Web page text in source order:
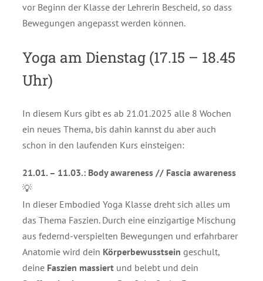
vor Beginn der Klasse der Lehrerin Bescheid, so dass
Bewegungen angepasst werden können.
Yoga am Dienstag (17.15 – 18.45
Uhr)
In diesem Kurs gibt es ab 21.01.2025 alle 8 Wochen
ein neues Thema, bis dahin kannst du aber auch
schon in den laufenden Kurs einsteigen:
21.01. – 11.03.: Body awareness // Fascia awareness
💡
In dieser Embodied Yoga Klasse dreht sich alles um
das Thema Faszien. Durch eine einzigartige Mischung
aus federnd-verspielten Bewegungen und erfahrbarer
Anatomie wird dein Körperbewusstsein geschult,
deine Faszien massiertund belebt und dein